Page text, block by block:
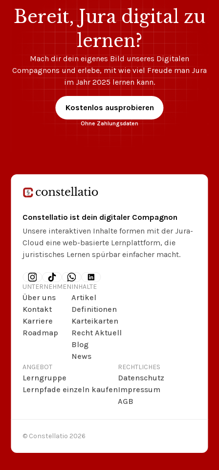
Bereit, Jura digital zu
lernen?
Mach dir dein eigenes Bild unseres Digitalen
Compagnons und erlebe, mit wie viel Freude man Jura
im Jahr 2025 lernen kann.
Kostenlos ausprobieren
Ohne Zahlungsdaten
Constellatio ist dein digitaler Compagnon
Unsere interaktiven Inhalte formen mit der Jura-
Cloud eine web-basierte Lernplattform, die
juristisches Lernen spürbar einfacher macht.
UNTERNEHMEN
Über uns
Kontakt
Karriere
Roadmap
INHALTE
Artikel
Definitionen
Karteikarten
Recht Aktuell
Blog
News
ANGEBOT
Lerngruppe
Lernpfade einzeln kaufen
RECHTLICHES
Datenschutz
Impressum
AGB
© Constellatio 2026